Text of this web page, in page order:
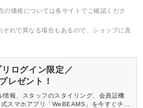
価格については各サイトでご確認くださ
れで異なる場合もあるので、ショップに直
ログイン限定／
レゼント！
情報、スタッフのスタイリング、会員証機
スマホアプリ「WeBEAMS」を今すぐチェ